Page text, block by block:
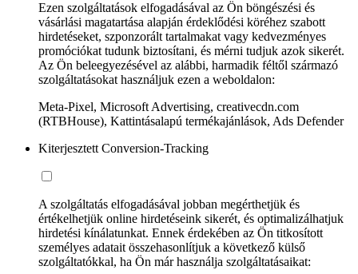
Ezen szolgáltatások elfogadásával az Ön böngészési és
vásárlási magatartása alapján érdeklődési köréhez szabott
hirdetéseket, szponzorált tartalmakat vagy kedvezményes
promóciókat tudunk biztosítani, és mérni tudjuk azok sikerét.
Az Ön beleegyezésével az alábbi, harmadik féltől származó
szolgáltatásokat használjuk ezen a weboldalon:
Meta-Pixel, Microsoft Advertising, creativecdn.com
(RTBHouse), Kattintásalapú termékajánlások, Ads Defender
Kiterjesztett Conversion-Tracking
A szolgáltatás elfogadásával jobban megérthetjük és
értékelhetjük online hirdetéseink sikerét, és optimalizálhatjuk
hirdetési kínálatunkat. Ennek érdekében az Ön titkosított
személyes adatait összehasonlítjuk a következő külső
szolgáltatókkal, ha Ön már használja szolgáltatásaikat: